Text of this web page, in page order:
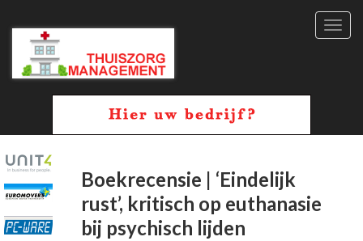
Boekrecensie | ‘Eindelijk
rust’, kritisch op euthanasie
bij psychisch lijden